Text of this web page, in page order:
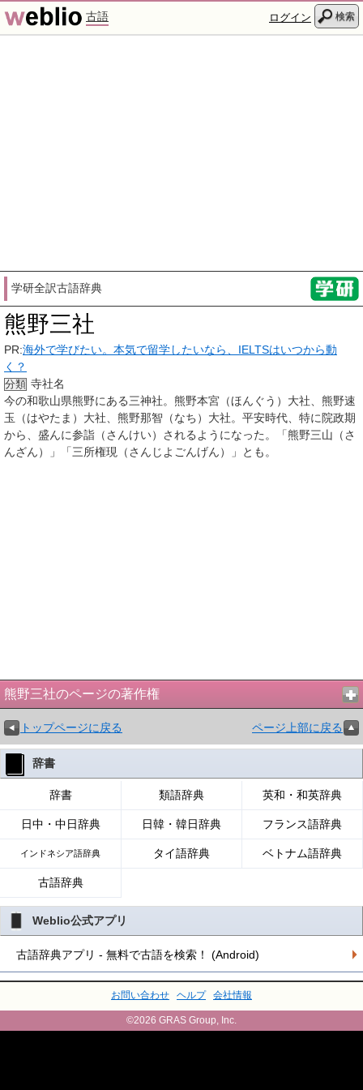
古語 ログイン 検索
学研全訳古語辞典
熊野三社
PR:海外で学びたい。本気で留学したいなら、IELTSはいつから動
く？
分類 寺社名
今の和歌山県熊野にある三神社。熊野本宮（ほんぐう）大社、熊野速
玉（はやたま）大社、熊野那智（なち）大社。平安時代、特に院政期
から、盛んに参詣（さんけい）されるようになった。「熊野三山（さ
んざん）」「三所権現（さんじよごんげん）」とも。
熊野三社のページの著作権
トップページに戻る ページ上部に戻る
辞書
辞書 類語辞典 英和・和英辞典
日中・中日辞典 日韓・韓日辞典 フランス語辞典
インドネシア語辞典 タイ語辞典 ベトナム語辞典
古語辞典
Weblio公式アプリ
古語辞典アプリ - 無料で古語を検索！ (Android)
お問い合わせ ヘルプ 会社情報
©2026 GRAS Group, Inc.